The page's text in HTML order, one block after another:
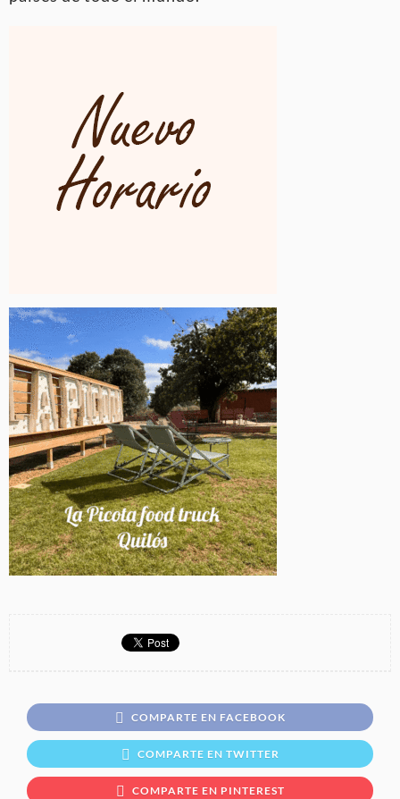
COMPARTE EN FACEBOOK
COMPARTE EN TWITTER
COMPARTE EN PINTEREST